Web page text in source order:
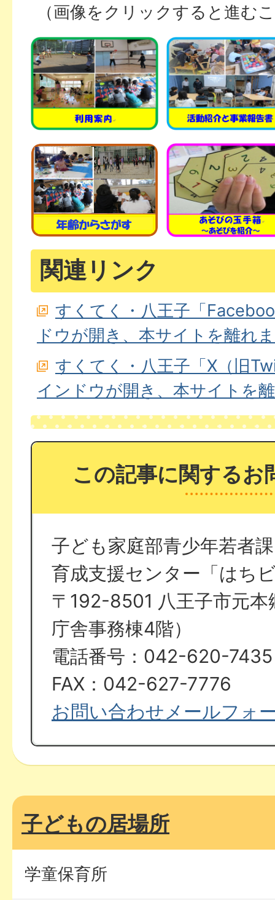
（画像をクリックすると進む
関連リンク
すくてく・八王子「
ドウが開き、本サイトを離れ
すくてく・八王子「X（旧
インドウが開き、本サイトを
この記事に関するお
子ども家庭部青少年若者
育成支援センター「はち
〒192-8501 八王子市元
庁舎事務棟4階）
電話番号：042-620-7435
FAX：042-627-7776
お問い合わせメールフォ
子どもの居場所
学童保育所